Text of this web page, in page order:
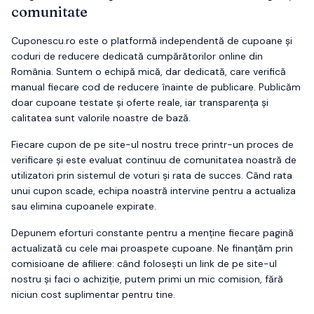
comunitate
Cuponescu.ro este o platformă independentă de cupoane și
coduri de reducere dedicată cumpărătorilor online din
România. Suntem o echipă mică, dar dedicată, care verifică
manual fiecare cod de reducere înainte de publicare. Publicăm
doar cupoane testate și oferte reale, iar transparența și
calitatea sunt valorile noastre de bază.
Fiecare cupon de pe site-ul nostru trece printr-un proces de
verificare și este evaluat continuu de comunitatea noastră de
utilizatori prin sistemul de voturi și rata de succes. Când rata
unui cupon scade, echipa noastră intervine pentru a actualiza
sau elimina cupoanele expirate.
Depunem eforturi constante pentru a menține fiecare pagină
actualizată cu cele mai proaspete cupoane. Ne finanțăm prin
comisioane de afiliere: când folosești un link de pe site-ul
nostru și faci o achiziție, putem primi un mic comision, fără
niciun cost suplimentar pentru tine.